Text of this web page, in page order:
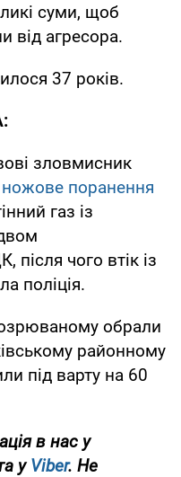
суми, щоб
від агресора.
37 років.
зловмисник
поранення
газ із
чого втік із
поліція.
обрали
районному
під варту на 60
в нас у
уViber. Не